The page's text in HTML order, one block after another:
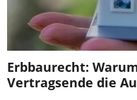
Erbbaurecht:
Vertragsende die